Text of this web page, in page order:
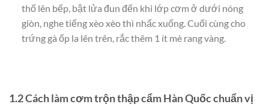
thố lên bếp, bật lửa đun đến khi lớp cơm ở dưới nóng
giòn, nghe tiếng xèo xèo thì nhấc xuống. Cuối cùng cho
trứng gà ốp la lên trên, rắc thêm 1 ít mè rang vàng.
1.2 Cách làm cơm trộn thập cẩm Hàn Quốc chuẩn vị